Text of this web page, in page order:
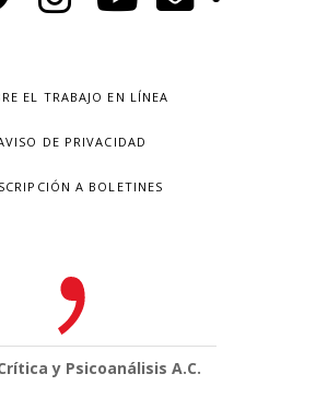
EL TRABAJO EN LÍNEA
DE PRIVACIDAD
A BOLETINES
y Psicoanálisis A.C.